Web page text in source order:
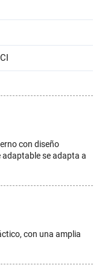
con diseño
se adapta a
con una amplia